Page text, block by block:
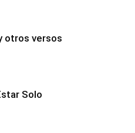
otros versos
Solo